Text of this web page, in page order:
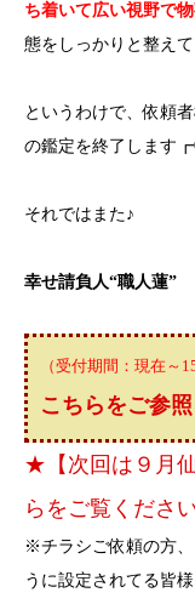
ち着いて広い視野で
態をしっかりと整え
というわけで、依頼
の鑑定を終了します
それではまた♪
幸せ請負人“職人蓮”
（受付期間：現在～
こちらをご参照
★【次回は９月
らをご覧くださ
※チラシご依頼の方、
うに設定されてる皆